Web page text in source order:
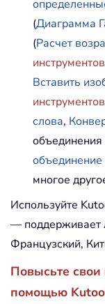
(Диаграмма
(Расчет
инструментов
Вставить
инструментов
слова,
объединения
объединение
многое
Используйте
— поддерживает
Французский,
Повысьте
помощью